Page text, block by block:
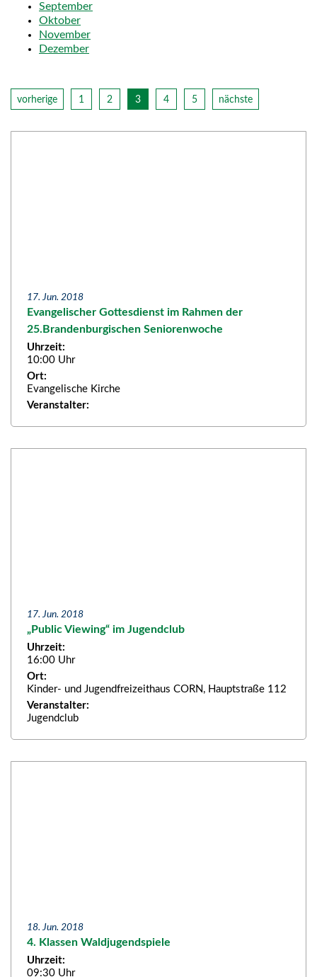
September
Oktober
November
Dezember
vorherige 1 2 3 4 5 nächste
17. Jun. 2018
Evangelischer Gottesdienst im Rahmen der
25.Brandenburgischen Seniorenwoche
Uhrzeit:
10:00 Uhr
Ort:
Evangelische Kirche
Veranstalter:
17. Jun. 2018
„Public Viewing“ im Jugendclub
Uhrzeit:
16:00 Uhr
Ort:
Kinder- und Jugendfreizeithaus CORN, Hauptstraße 112
Veranstalter:
Jugendclub
18. Jun. 2018
4. Klassen Waldjugendspiele
Uhrzeit:
09:30 Uhr